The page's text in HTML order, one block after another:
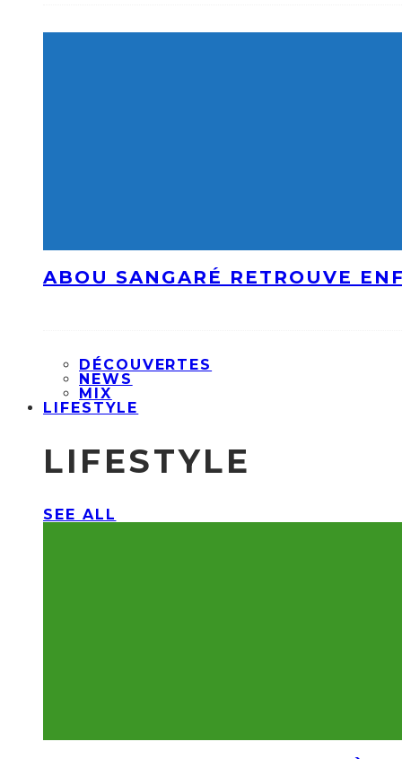
ABOU SANGARÉ RETROUVE
DÉCOUVERTES
NEWS
MIX
LIFESTYLE
LIFESTYLE
SEE ALL